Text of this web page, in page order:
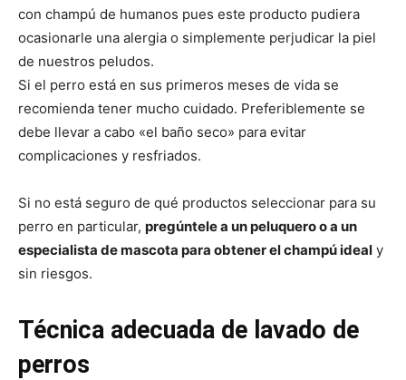
con champú de humanos pues este producto pudiera
ocasionarle una alergia o simplemente perjudicar la piel
de nuestros peludos.
Si el perro está en sus primeros meses de vida se
recomienda tener mucho cuidado. Preferiblemente se
debe llevar a cabo «el baño seco» para evitar
complicaciones y resfriados.
Si no está seguro de qué productos seleccionar para su
perro en particular, pregúntele a un peluquero o a un
especialista de mascota para obtener el champú ideal y
sin riesgos.
Técnica adecuada de lavado de
perros